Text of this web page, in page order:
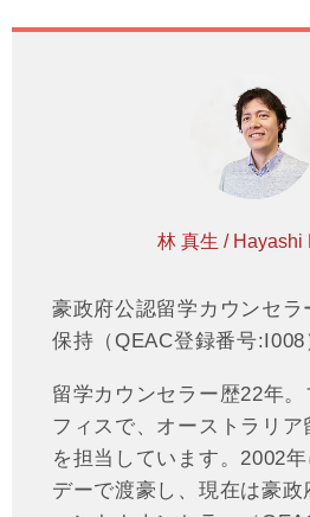
林 真生 / Hayashi
豪政府公認留学カウンセラ
保持（QEAC登録番号:I008
留学カウンセラー歴22年
フィスで、オーストラリ
を担当しています。2002
デーで渡豪し、現在は豪